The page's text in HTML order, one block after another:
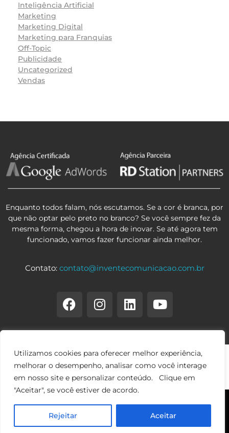
Utilizamos cookies para oferecer melhor experiência,
melhorar o desempenho, analisar como você interage
em nosso site e personalizar conteúdo. Clique em
"Aceitar", se você estiver de acordo.
Rejeitar Aceitar
Inteligência Artificial
Marketing
Marketing Digital
Marketing para Franquias
Off-Topic
Publicidade
Uncategorized
Vendas
Enquanto todos falam, nós escutamos. Se a cor é branca, por
que não optar pelo preto no branco? Se você sempre fez da
mesma forma, chegou a hora de inovar. Se até agora tem
funcionado, vamos fazer funcionar ainda melhor.
Contato: contato@inventecomunicacao.com.br
© 2026 Copyright • Invente Comunicação • Todos os direitos